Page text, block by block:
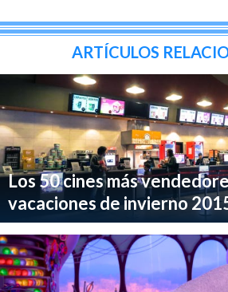
ARTÍCULOS
Los 50 cines más
vacaciones de invierno